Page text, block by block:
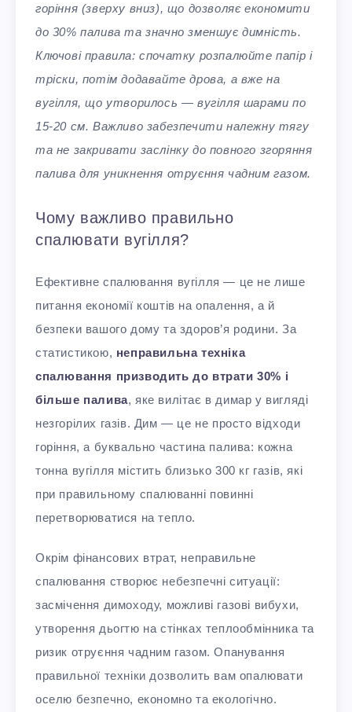
горіння (зверху вниз), що дозволяє економити
до 30% палива та значно зменшує димність.
Ключові правила: спочатку розпалюйте папір і
тріски, потім додавайте дрова, а вже на
вугілля, що утворилось — вугілля шарами по
15-20 см. Важливо забезпечити належну тягу
та не закривати заслінку до повного згоряння
палива для уникнення отруєння чадним газом.
Чому важливо правильно
спалювати вугілля?
Ефективне спалювання вугілля — це не лише
питання економії коштів на опалення, а й
безпеки вашого дому та здоров’я родини. За
статистикою, неправильна техніка
спалювання призводить до втрати 30% і
більше палива, яке вилітає в димар у вигляді
незгорілих газів. Дим — це не просто відходи
горіння, а буквально частина палива: кожна
тонна вугілля містить близько 300 кг газів, які
при правильному спалюванні повинні
перетворюватися на тепло.
Окрім фінансових втрат, неправильне
спалювання створює небезпечні ситуації:
засмічення димоходу, можливі газові вибухи,
утворення дьогтю на стінках теплообмінника та
ризик отруєння чадним газом. Опанування
правильної техніки дозволить вам опалювати
оселю безпечно, економно та екологічно.